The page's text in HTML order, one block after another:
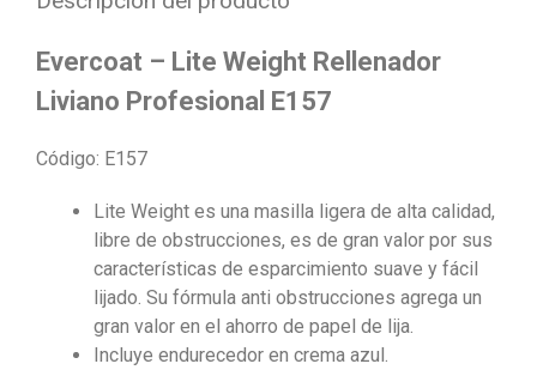
Evercoat – Lite Weight Rellenador
Liviano Profesional E157
Código: E157
Lite Weight es una masilla ligera de alta calidad,
libre de obstrucciones, es de gran valor por sus
características de esparcimiento suave y fácil
lijado. Su fórmula anti obstrucciones agrega un
gran valor en el ahorro de papel de lija.
Incluye endurecedor en crema azul.